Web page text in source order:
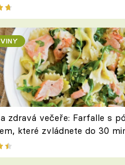
zdravá večeře: Farfalle s
které zvládnete do 30